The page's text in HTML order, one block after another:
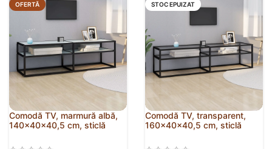
OFERTĂ
Comodă TV, marmură albă,
140x40x40,5 cm, sticlă
STOC EPUIZAT
Comodă TV, transparent,
160x40x40,5 cm, sticlă